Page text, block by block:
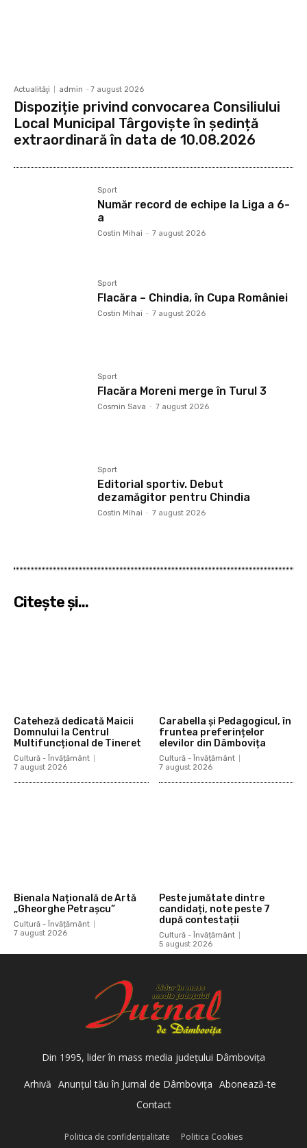
Actualităţi admin - 7 august 2026
Dispoziție privind convocarea Consiliului
Local Municipal Târgoviște în ședință
extraordinară în data de 10.08.2026
Sport
Număr record de echipe la Liga a 6-
a
Costin Mihai - 7 august 2026
Sport
Flacăra – Chindia, în Cupa României
Costin Mihai - 7 august 2026
Sport
Flacăra Moreni merge în Turul 3
Cosmin Sava - 7 august 2026
Sport
Editorial sportiv. Debut
dezamăgitor pentru Chindia
Costin Mihai - 7 august 2026
Citeşte şi...
Cateheză dedicată Maicii
Domnului la Centrul
Multifuncțional de Tineret
Cultură - Învățământ
7 august 2026
Carabella și Pedagogicul, în
fruntea preferințelor
elevilor din Dâmbovița
Cultură - Învățământ
7 august 2026
Bienala Națională de Artă
„Gheorghe Petrașcu”
Cultură - Învățământ
7 august 2026
Peste jumătate dintre
candidați, note peste 7
după contestații
Cultură - Învățământ
5 august 2026
Din 1995, lider în mass media judeţului Dâmboviţa
Arhivă Anunţul tău în Jurnal de Dâmboviţa Abonează-te
Contact
Politica de confidenţialitate Politica Cookies